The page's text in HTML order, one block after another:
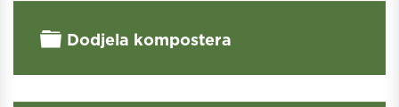
Folder
Dodjela kompostera